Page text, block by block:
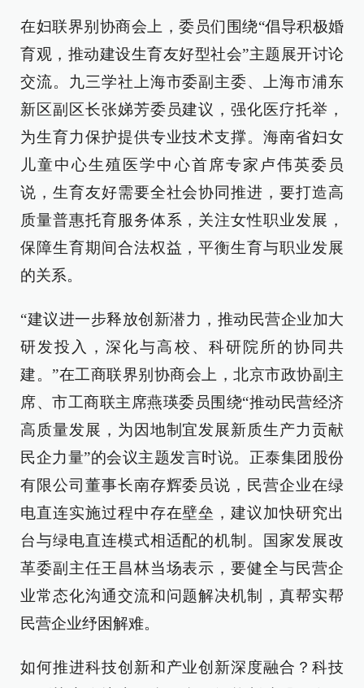
在妇联界别协商会上，委员们围绕“倡导积极婚
育观，推动建设生育友好型社会”主题展开讨论
交流。九三学社上海市委副主委、上海市浦东
新区副区长张娣芳委员建议，强化医疗托举，
为生育力保护提供专业技术支撑。海南省妇女
儿童中心生殖医学中心首席专家卢伟英委员
说，生育友好需要全社会协同推进，要打造高
质量普惠托育服务体系，关注女性职业发展，
保障生育期间合法权益，平衡生育与职业发展
的关系。
“建议进一步释放创新潜力，推动民营企业加大
研发投入，深化与高校、科研院所的协同共
建。”在工商联界别协商会上，北京市政协副主
席、市工商联主席燕瑛委员围绕“推动民营经济
高质量发展，为因地制宜发展新质生产力贡献
民企力量”的会议主题发言时说。正泰集团股份
有限公司董事长南存辉委员说，民营企业在绿
电直连实施过程中存在壁垒，建议加快研究出
台与绿电直连模式相适配的机制。国家发展改
革委副主任王昌林当场表示，要健全与民营企
业常态化沟通交流和问题解决机制，真帮实帮
民营企业纾困解难。
如何推进科技创新和产业创新深度融合？科技